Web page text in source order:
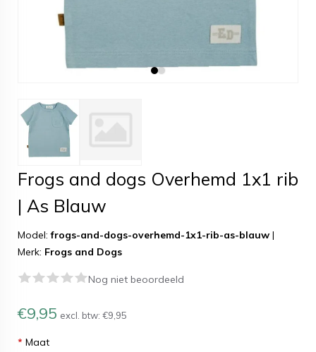
Frogs and dogs Overhemd 1x1 rib
| As Blauw
Model:frogs-and-dogs-overhemd-1x1-rib-as-blauw |
Merk: Frogs and Dogs
Nog niet beoordeeld
€9,95 excl. btw: €9,95
* Maat